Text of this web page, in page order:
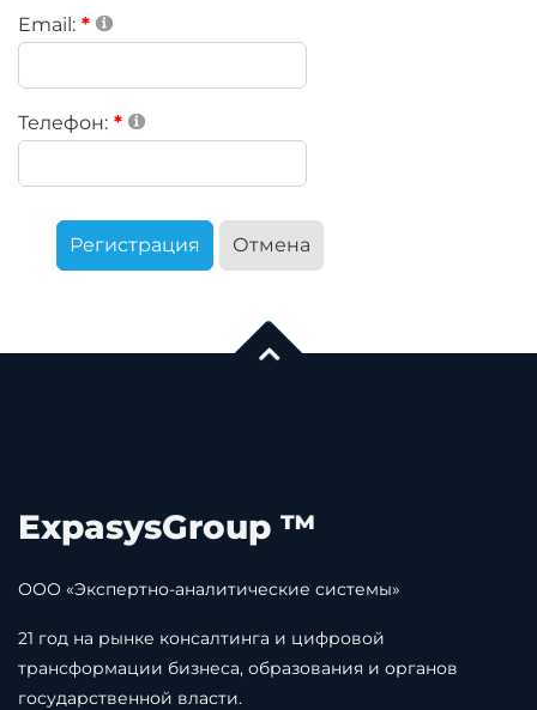
Email:
Телефон:
Регистрация Отмена
ExpasysGroup ™
ООО «Экспертно-аналитические системы»
21 год на рынке консалтинга и цифровой
трансформации бизнеса, образования и органов
государственной власти.